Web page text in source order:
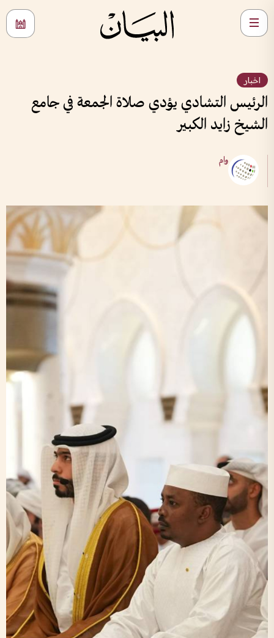
اخبار
الرئيس التشادي يؤدي صلاة الجمعة في جامع
الشيخ زايد الكبير
وام